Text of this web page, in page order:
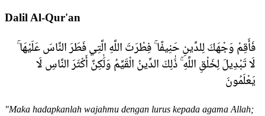
Dalil Al-Qur'an
فَأَقِمْ وَجْهَكَ لِلدِّينِ حَنِيفًا ۚ فِطْرَتَ اللَّهِ الَّتِي فَطَرَ النَّاسَ عَلَيْهَا ۚ
لَا تَبْدِيلَ لِخَلْقِ اللَّهِ ۚ ذَٰلِكَ الدِّينُ الْقَيِّمُ وَلَٰكِنَّ أَكْثَرَ النَّاسِ لَا
يَعْلَمُونَ
"Maka hadapkanlah wajahmu dengan lurus kepada agama Allah;